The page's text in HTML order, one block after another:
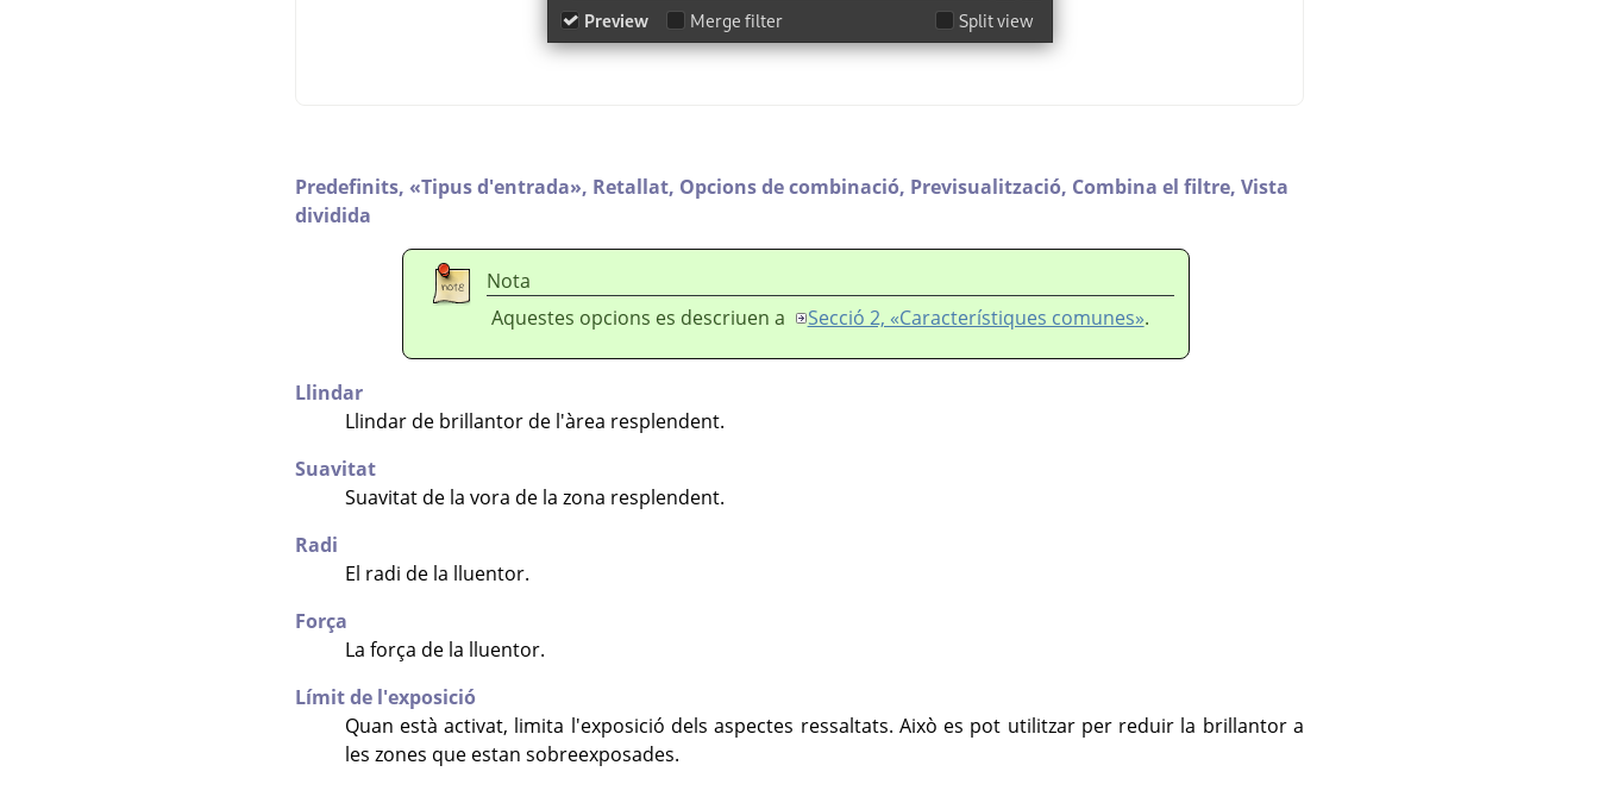
Predefinits, «Tipus d'entrada», Retallat, Opcions de combinació, Previsualització, Combina el filtre, Vista
dividida
Nota
Aquestes opcions es descriuen a
Secció 2, «Característiques comunes».
Llindar
Llindar de brillantor de l'àrea resplendent.
Suavitat
Suavitat de la vora de la zona resplendent.
Radi
El radi de la lluentor.
Força
La força de la lluentor.
Límit de l'exposició
Quan està activat, limita l'exposició dels aspectes ressaltats. Això es pot utilitzar per reduir la brillantor a
les zones que estan sobreexposades.